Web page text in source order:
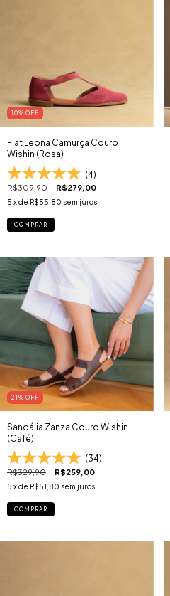
10% OFF
Flat Leona Camurça Couro
Wishin (Rosa)
(4)
R$309,90 R$279,00
5 x de R$55,80 sem juros
COMPRAR
21 % OFF
Sandália Zanza Couro Wishin
(Café)
(34)
R$329,90 R$259,00
5 x de R$51,80 sem juros
COMPRAR